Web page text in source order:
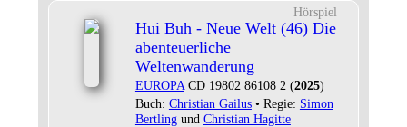
Hörspiel
Hui Buh - Neue Welt (46) Die
abenteuerliche
Weltenwanderung
EUROPACD 19802 86108 2 (2025)
Buch: Christian Gailus• Regie: Simon
Bertlingund Christian Hagitte